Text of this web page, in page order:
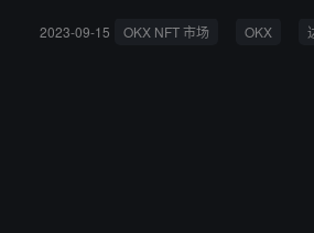
化时代的国际枢纽作用，为香港发展注
2023-09-15 OKX NFT 市场 OKX